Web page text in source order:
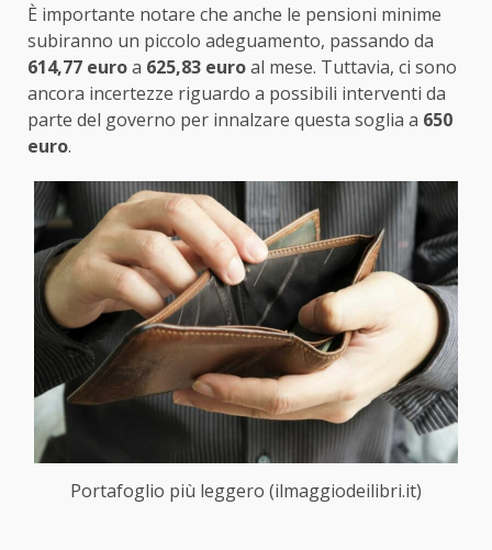
È importante notare che anche le pensioni minime
subiranno un piccolo adeguamento, passando da
614,77 euroa 625,83 euroal mese. Tuttavia, ci sono
ancora incertezze riguardo a possibili interventi da
parte del governo per innalzare questa soglia a 650
euro.
Portafoglio più leggero (ilmaggiodeilibri.it)